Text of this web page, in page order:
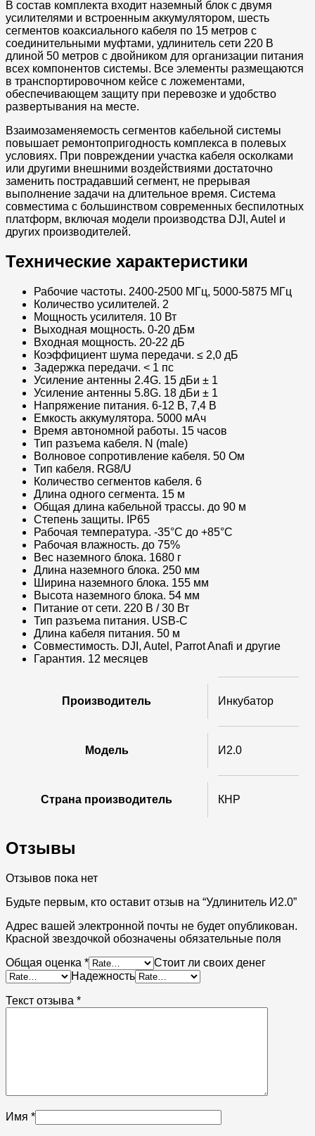
В состав комплекта входит наземный блок с двумя
усилителями и встроенным аккумулятором, шесть
сегментов коаксиального кабеля по 15 метров с
соединительными муфтами, удлинитель сети 220 В
длиной 50 метров с двойником для организации питания
всех компонентов системы. Все элементы размещаются
в транспортировочном кейсе с ложементами,
обеспечивающем защиту при перевозке и удобство
развертывания на месте.
Взаимозаменяемость сегментов кабельной системы
повышает ремонтопригодность комплекса в полевых
условиях. При повреждении участка кабеля осколками
или другими внешними воздействиями достаточно
заменить пострадавший сегмент, не прерывая
выполнение задачи на длительное время. Система
совместима с большинством современных беспилотных
платформ, включая модели производства DJI, Autel и
других производителей.
Технические характеристики
Рабочие частоты. 2400-2500 МГц, 5000-5875 МГц
Количество усилителей. 2
Мощность усилителя. 10 Вт
Выходная мощность. 0-20 дБм
Входная мощность. 20-22 дБ
Коэффициент шума передачи. ≤ 2,0 дБ
Задержка передачи. < 1 пс
Усиление антенны 2.4G. 15 дБи ± 1
Усиление антенны 5.8G. 18 дБи ± 1
Напряжение питания. 6-12 В, 7,4 В
Емкость аккумулятора. 5000 мАч
Время автономной работы. 15 часов
Тип разъема кабеля. N (male)
Волновое сопротивление кабеля. 50 Ом
Тип кабеля. RG8/U
Количество сегментов кабеля. 6
Длина одного сегмента. 15 м
Общая длина кабельной трассы. до 90 м
Степень защиты. IP65
Рабочая температура. -35°C до +85°C
Рабочая влажность. до 75%
Вес наземного блока. 1680 г
Длина наземного блока. 250 мм
Ширина наземного блока. 155 мм
Высота наземного блока. 54 мм
Питание от сети. 220 В / 30 Вт
Тип разъема питания. USB-C
Длина кабеля питания. 50 м
Совместимость. DJI, Autel, Parrot Anafi и другие
Гарантия. 12 месяцев
Производитель Инкубатор
Модель И2.0
Страна производитель КНР
Отзывы
Отзывов пока нет
Будьте первым, кто оставит отзыв на “Удлинитель И2.0”
Адрес вашей электронной почты не будет опубликован.
Красной звездочкой обозначены обязательные поля
Общая оценка *
Стоит ли своих денег
Надежность
Текст отзыва *
Имя *